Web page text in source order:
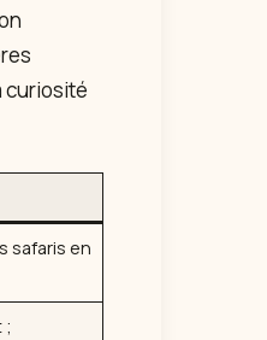
curiosité
safaris en
;